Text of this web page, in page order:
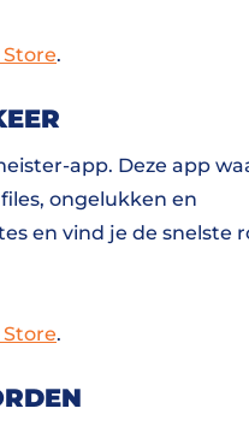
.
app. Deze app
ongelukken en
en vind je de snelste
.